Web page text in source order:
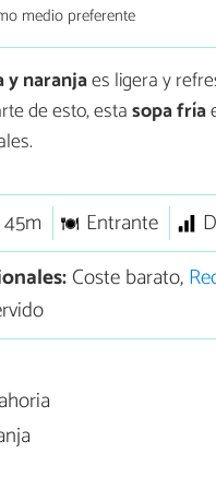
medio preferente
y naranjaes ligera y
de esto, estasopa fría
45m Entrante
Coste barato,